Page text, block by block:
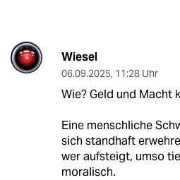
Wiesel
06.09.2025, 11:28 Uhr
Wie? Geld und Macht
Eine menschliche
sich standhaft
wer aufsteigt, umso
moralisch.